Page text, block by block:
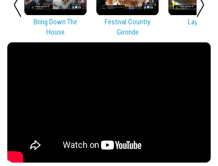
Bring Down The
House
Festival Country
Gironde
Lay Low